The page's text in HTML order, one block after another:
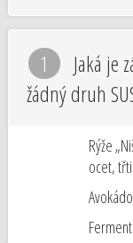
1
Jaká je
žádný druh
Rýže
ocet,